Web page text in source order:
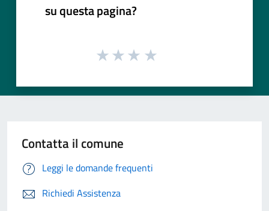
su questa pagina?
Contatta il comune
Leggi le domande frequenti
Richiedi Assistenza